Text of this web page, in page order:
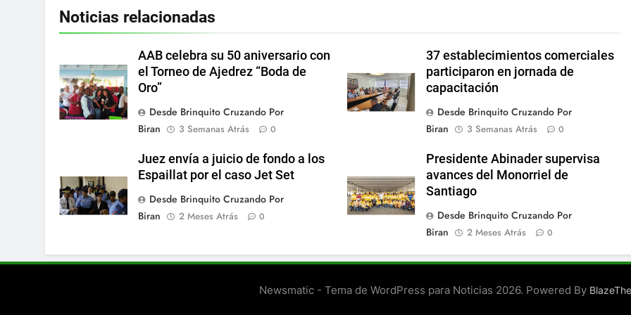
Noticias relacionadas
AAB celebra su 50 aniversario con
el Torneo de Ajedrez “Boda de
Oro”
Desde Brinquito Cruzando Por
Biran
3 Semanas Atrás 0
37 establecimientos comerciales
participaron en jornada de
capacitación
Desde Brinquito Cruzando Por
Biran
3 Semanas Atrás 0
Juez envía a juicio de fondo a los
Espaillat por el caso Jet Set
Desde Brinquito Cruzando Por
Biran
2 Meses Atrás 0
Presidente Abinader supervisa
avances del Monorriel de
Santiago
Desde Brinquito Cruzando Por
Biran
2 Meses Atrás 0
Newsmatic - Tema de WordPress para Noticias 2026. Powered By